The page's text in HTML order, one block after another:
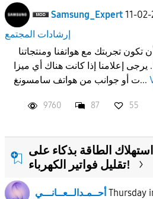
To Samsung_Expert 11-
إرشادات المجتمع
إعلامنا إذا كانت هناك أي ميزا
ت أو جوانب من هواتف سامسونغ...
9760 87 55
الطاقة بذكاء على
تقليل فواتير الكهرباء!
أحــمـدالــعــانـــي Thursday